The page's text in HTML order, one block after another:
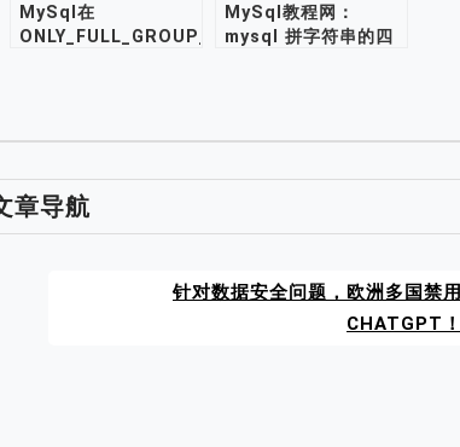
MySql在
ONLY_FULL_GROUP_BY
MySql教程网：
mysql 拼字符串的四
章导航
针对数据安全问题，欧洲多国禁用
CHATGPT！